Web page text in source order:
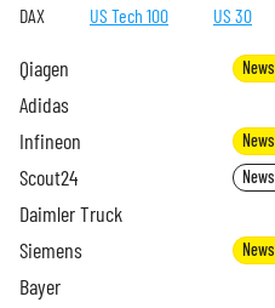
DAX US Tech 100 US 30
Qiagen News
Adidas
Infineon News
Scout24 News
Daimler Truck
Siemens News
Bayer